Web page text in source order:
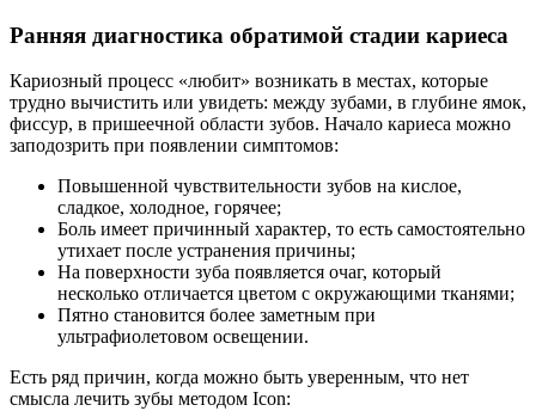
Ранняя диагностика обратимой стадии кариеса
Кариозный процесс «любит» возникать в местах, которые
трудно вычистить или увидеть: между зубами, в глубине ямок,
фиссур, в пришеечной области зубов. Начало кариеса можно
заподозрить при появлении симптомов:
Повышенной чувствительности зубов на кислое,
сладкое, холодное, горячее;
Боль имеет причинный характер, то есть самостоятельно
утихает после устранения причины;
На поверхности зуба появляется очаг, который
несколько отличается цветом с окружающими тканями;
Пятно становится более заметным при
ультрафиолетовом освещении.
Есть ряд причин, когда можно быть уверенным, что нет
смысла лечить зубы методом Icon: